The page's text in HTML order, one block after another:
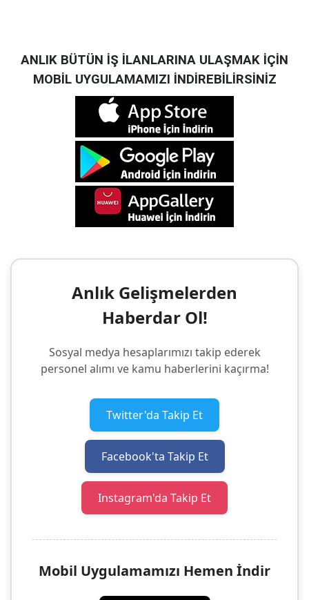
ANLIK BÜTÜN İŞ İLANLARINA ULAŞMAK İÇİN
MOBİL UYGULAMAMIZI İNDİREBİLİRSİNİZ
Anlık Gelişmelerden
Haberdar Ol!
Sosyal medya hesaplarımızı takip ederek
personel alımı ve kamu haberlerini kaçırma!
Twitter'da Takip Et
Facebook'ta Takip Et
Instagram'da Takip Et
Mobil Uygulamamızı Hemen İndir